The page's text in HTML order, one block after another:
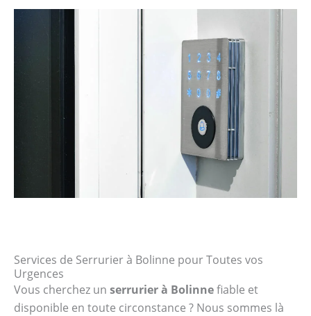
Services de Serrurier à Bolinne pour Toutes vos
Urgences
Vous cherchez un serrurier à Bolinnefiable et
disponible en toute circonstance ? Nous sommes là